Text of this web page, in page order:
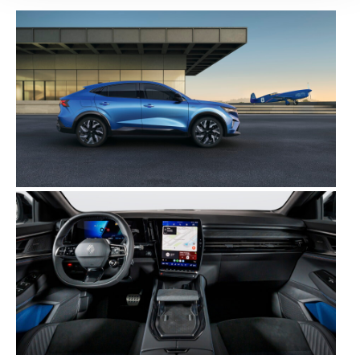
Adicionalmente partilhamos informação, relativa à sua
utilização do nosso site de publicidade e de análise, com
parceiros e organizações na UE e em países terceiros.
O ACP garantirá que as transferências internacionais de
dados pessoais serão realizadas apenas com o seu
consentimento e quando tal se afigure estritamente
Realçamos que o bloqueio de certo tipo de Cookies e
tecnologias similares pode ter impacto na sua
experiência de navegação no Website e nos serviços
disponibilizados.
Consulte a política de cookies do site.